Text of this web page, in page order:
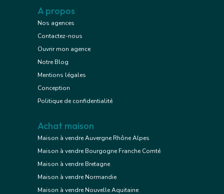
A propos
Nos agences
Contactez-nous
Ouvrir mon agence
Notre Blog
Mentions légales
Conception
Politique de confidentialité
Achat maison
Maison à vendre Auvergne Rhône Alpes
Maison à vendre Bourgogne Franche Comté
Maison à vendre Bretagne
Maison à vendre Normandie
Maison à vendre Nouvelle Aquitaine